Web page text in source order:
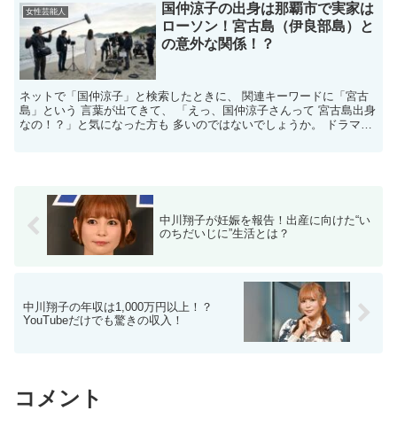
女性芸能人
国仲涼子の出身は那覇市で実家は
ローソン！宮古島（伊良部島）と
の意外な関係！？
ネットで「国仲涼子」と検索したときに、 関連キーワードに「宮古
島」という 言葉が出てきて、 「えっ、国仲涼子さんって 宮古島出身
なの！？」と気になった方も 多いのではないでしょうか。 ドラマ
中川翔子が妊娠を報告！出産に向けた“い
のちだいじに”生活とは？
中川翔子の年収は1,000万円以上！？
YouTubeだけでも驚きの収入！
コメント